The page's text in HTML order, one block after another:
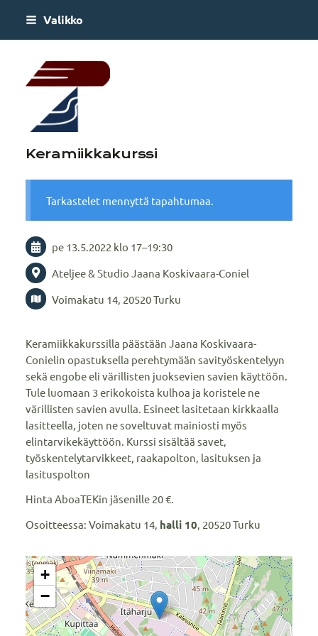
Siirry
Valikko
AboaTEK – Lounais-
Keramiikkakurssi
Tarkastelet mennyttä tapahtumaa.
pe 13.5.2022 klo 17–19:30
Ateljee & Studio Jaana Koskivaara-Coniel
Voimakatu 14, 20520 Turku
Keramiikkakurssilla päästään Jaana Koskivaara-
Conielin opastuksella perehtymään savityöskentelyyn
sekä engobe eli värillisten juoksevien savien käyttöön.
Tule luomaan 3 erikokoista kulhoa ja koristele ne
värillisten savien avulla. Esineet lasitetaan kirkkaalla
lasitteella, joten ne soveltuvat mainiosti myös
elintarvikekäyttöön. Kurssi sisältää savet,
työskentelytarvikkeet, raakapolton, lasituksen ja
lasituspolton
Hinta AboaTEKin jäsenille 20 €.
Osoitteessa: Voimakatu 14, halli 10, 20520 Turku
+
−